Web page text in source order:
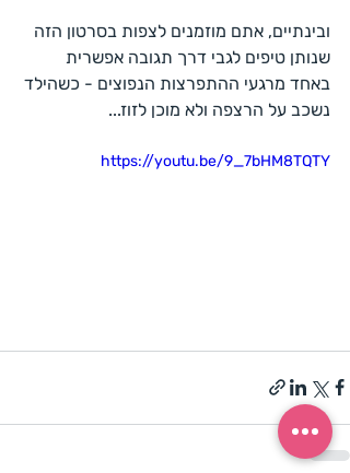
ובינתיים, אתם מוזמנים לצפות בסרטון הזה
שנותן טיפים לגבי דרך תגובה אפשרית
באחד מרגעי ההתפרצות הנפוצים - כשהילד
נשכב על הרצפה ולא מוכן לזוז...
https://youtu.be/9_7bHM8TQTY